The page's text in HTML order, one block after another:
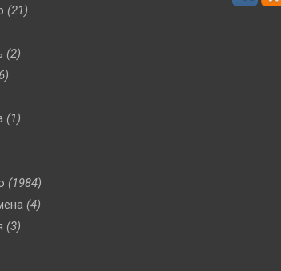
(21)
(2)
(1)
(1984)
(4)
(3)